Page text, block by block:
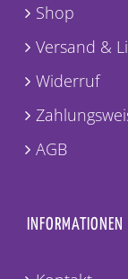
Shop
Versand &
Widerruf
AGB
INFORMATIONEN